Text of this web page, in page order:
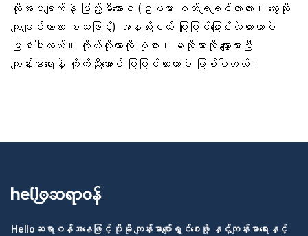
လိုအပ်ချက်နဲ့ ပြည့်မီအောင် (ဥပမာ ဝိတ်ချချင်တာလား၊ သွေးတိုး
ကျချင်တာလား စသဖြင့်) အနည်းငယ် ပြုပြင်ပြောင်းလဲထားတာပဲ
ဖြစ်ပါတယ်။ ကိုယ်လိုတာကို ပိုစား၊ မလိုတာကို လျှော့စားပြီး
ကျန်းမာရေးနဲ့ ကိုက်ညီအောင် ပြုပြင်ထားတာပဲ ဖြစ်ပါတယ်။
Helloဆရာဝန်အနေဖြင့် ပိုမို ကျန်းမာပျော်ရွှင်စေဖို့ နှင့်ကျန်းမာရေးနှင့်